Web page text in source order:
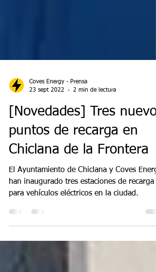
Coves Energy - Prensa
23 sept 2022
2 min de lectura
[Novedades] Tres nuevos
puntos de recarga en
Chiclana de la Frontera
El Ayuntamiento de Chiclana y Coves
han inaugurado tres estaciones de recarga